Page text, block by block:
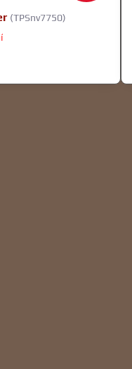
(TPSnv7750)